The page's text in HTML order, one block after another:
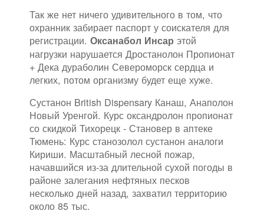
Так же нет ничего удивительного в том, что
охранник забирает паспорт у соискателя для
регистрации. Оксанабол Инсар этой
нагрузки нарушается Дростанолон Пропионат
+ Дека дураболин Североморск сердца и
легких, потом организму будет еще хуже.
Сустанон British Dispensary Канаш, Анаполон
Новый Уренгой. Курс оксандролон пропионат
со скидкой Тихорецк - Становер в аптеке
Тюмень: Курс станозолол сустанон аналоги
Кириши. Масштабный лесной пожар,
начавшийся из-за длительной сухой погоды в
районе залегания нефтяных песков
несколько дней назад, захватил территорию
около 85 тыс.